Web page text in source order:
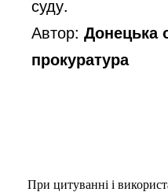
суду.
Автор:Донецька
прокуратура
При цитуванні і